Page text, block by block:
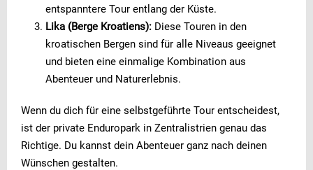
entspanntere Tour entlang der Küste.
Lika (Berge Kroatiens): Diese Touren in den
kroatischen Bergen sind für alle Niveaus geeignet
und bieten eine einmalige Kombination aus
Abenteuer und Naturerlebnis.
Wenn du dich für eine selbstgeführte Tour entscheidest,
ist der private Enduropark in Zentralistrien genau das
Richtige. Du kannst dein Abenteuer ganz nach deinen
Wünschen gestalten.